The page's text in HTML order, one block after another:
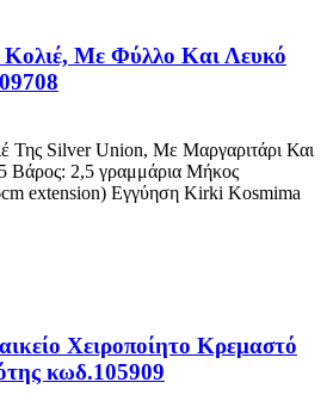
Κολιέ, Με Φύλλο Και Λευκό
Της Silver Union, Με Μαργαριτάρι Και
Βάρος: 2,5 γραμμάρια Μήκος
extension) Eγγύηση Kirki Kosmima
Χειροποίητο Κρεμαστό
κωδ.105909